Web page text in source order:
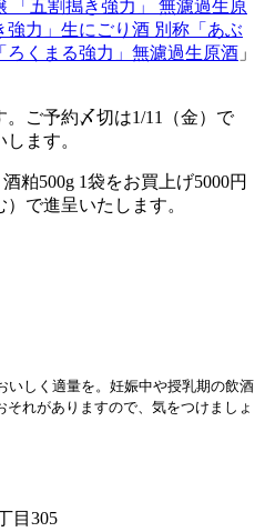
「五割搗き強力」 無濾過生原
強力」生にごり酒 別称「あぶ
ろくまる強力」無濾過生原酒 」
ご予約〆切は1/11（金）で
ます。
粕500g 1袋をお買上げ5000円
で進呈いたします。
いしく適量を。妊娠中や授乳期の飲酒
れがありますので、気をつけましょ
目305